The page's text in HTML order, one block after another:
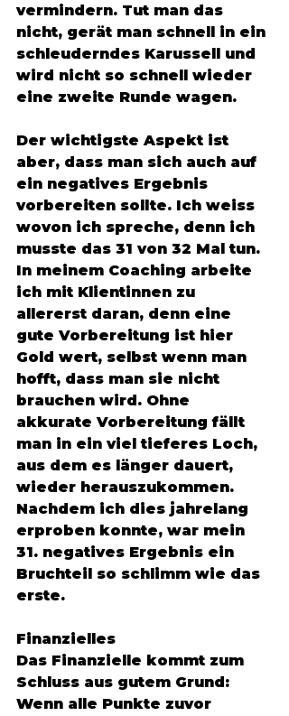
vermindern. Tut man das
nicht, gerät man schnell in ein
schleuderndes Karussell und
wird nicht so schnell wieder
eine zweite Runde wagen.
Der wichtigste Aspekt ist
aber, dass man sich auch auf
ein negatives Ergebnis
vorbereiten sollte. Ich weiss
wovon ich spreche, denn ich
musste das 31 von 32 Mal tun.
In meinem Coaching arbeite
ich mit Klientinnen zu
allererst daran, denn eine
gute Vorbereitung ist hier
Gold wert, selbst wenn man
hofft, dass man sie nicht
brauchen wird. Ohne
akkurate Vorbereitung fällt
man in ein viel tieferes Loch,
aus dem es länger dauert,
wieder herauszukommen.
Nachdem ich dies jahrelang
erproben konnte, war mein
31. negatives Ergebnis ein
Bruchteil so schlimm wie das
erste.
Finanzielles
Das Finanzielle kommt zum
Schluss aus gutem Grund:
Wenn alle Punkte zuvor